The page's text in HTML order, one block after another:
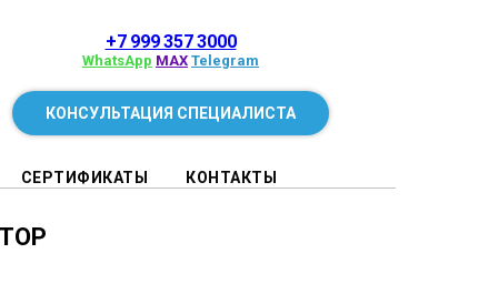
+7 999 357 3000
WhatsApp MAX Telegram
КОНСУЛЬТАЦИЯ СПЕЦИАЛИСТА
СЕРТИФИКАТЫ КОНТАКТЫ